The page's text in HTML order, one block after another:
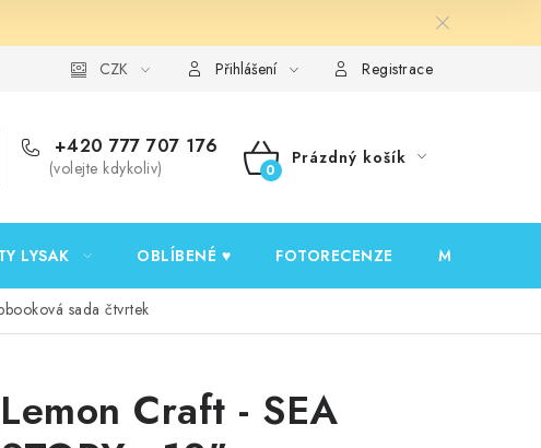
Podmínky ochrany osobních údajů Ověřování recenzí
CZK Přihlášení Registrace
+420 777 707 176
(volejte kdykoliv)
NÁKUPNÍ
Prázdný košík
LYSAK OBLÍBENÉ ♥️ FOTORECENZE MOJE
sada čtvrtek
Lemon Craft - SEA